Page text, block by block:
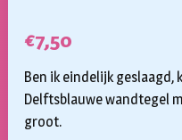
€7,50
Ben ik eindelijk geslaagd,
Delftsblauwe wandtegel
groot.